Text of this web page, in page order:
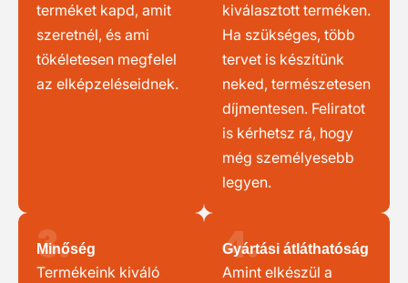
terméket kapd, amit
szeretnél, és ami
tökéletesen megfelel
az elképzeléseidnek.
kiválasztott terméken.
Ha szükséges, több
tervet is készítünk
neked, természetesen
díjmentesen. Feliratot
is kérhetsz rá, hogy
még személyesebb
legyen.
3.
Minőség
Termékeink kiváló
4.
Gyártási átláthatóság
Amint elkészül a